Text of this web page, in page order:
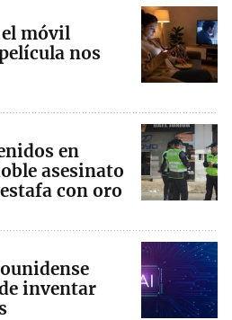
móvil
nos
en
asesinato
con oro
inventar